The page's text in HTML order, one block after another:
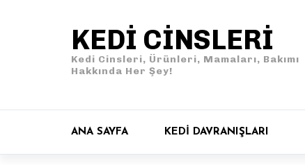
KEDI CINSLERI
Kedi Cinsleri, Ürünleri, Mamaları, Bakımı
Hakkında Her Şey!
ANA SAYFA KEDI DAVRANIŞLARI